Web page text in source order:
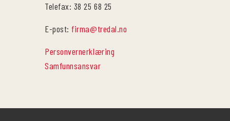
Telefax: 38 25 68 25
E-post:firma@tredal.no
Personvernerklæring
Samfunnsansvar